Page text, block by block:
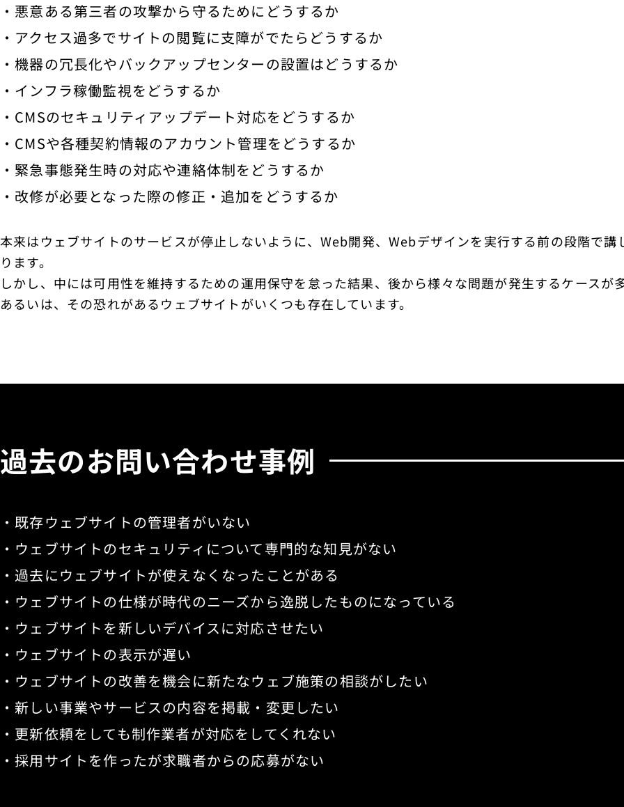
・悪意ある第三者の攻撃から守るためにどうするか
・アクセス過多でサイトの閲覧に支障がでたらどうするか
・機器の冗長化やバックアップセンターの設置はどうするか
・インフラ稼働監視をどうするか
・CMSのセキュリティアップデート対応をどうするか
・CMSや各種契約情報のアカウント管理をどうするか
・緊急事態発生時の対応や連絡体制をどうするか
・改修が必要となった際の修正・追加をどうするか
本来はウェブサイトのサービスが停止しないように、Web開発、Webデザインを実行する前の段階で講
ります。
しかし、中には可用性を維持するための運用保守を怠った結果、後から様々な問題が発生するケースが
あるいは、その恐れがあるウェブサイトがいくつも存在しています。
過去のお問い合わせ事例
・既存ウェブサイトの管理者がいない
・ウェブサイトのセキュリティについて専門的な知見がない
・過去にウェブサイトが使えなくなったことがある
・ウェブサイトの仕様が時代のニーズから逸脱したものになっている
・ウェブサイトを新しいデバイスに対応させたい
・ウェブサイトの表示が遅い
・ウェブサイトの改善を機会に新たなウェブ施策の相談がしたい
・新しい事業やサービスの内容を掲載・変更したい
・更新依頼をしても制作業者が対応をしてくれない
・採用サイトを作ったが求職者からの応募がない